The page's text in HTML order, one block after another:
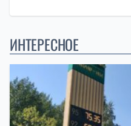
ИНТЕРЕСНОЕ